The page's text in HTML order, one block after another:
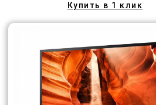
Купить в 1 клик